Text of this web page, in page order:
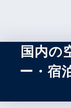
国内の
ー・宿